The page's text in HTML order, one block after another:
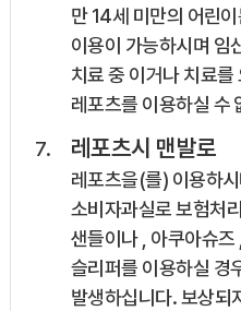
만 14세 미만의 어린
이용이 가능하시며 임
치료 중 이거나 치료
레포츠를 이용하실 수
레포츠시 맨발로
레포츠을(를) 이용하
소비자과실로 보험처
샌들이나 , 아쿠아슈즈
슬리퍼를 이용하실 경
발생하십니다. 보상되